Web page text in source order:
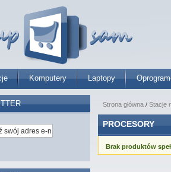
Komputery Laptopy
Strona główna / Stacje
PROCESORY
Brak produktów